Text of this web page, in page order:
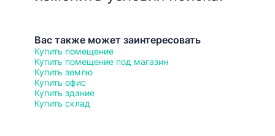
Вас также может заинтересовать
Купить помещение
Купить помещение под магазин
Купить землю
Купить офис
Купить здание
Купить склад